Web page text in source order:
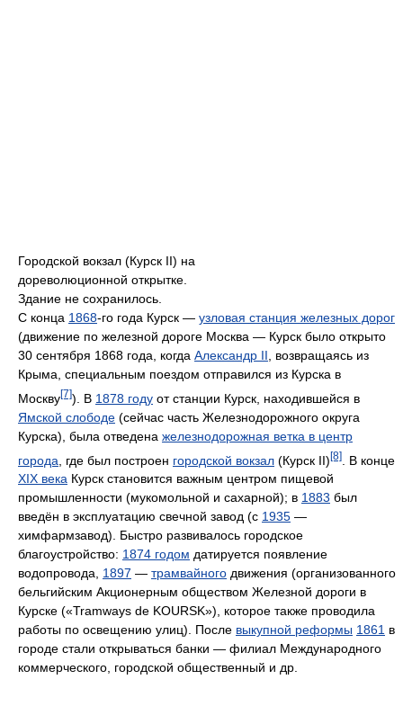
Городской вокзал (Курск II) на
дореволюционной открытке.
Здание не сохранилось.
С конца 1868-го года Курск — узловая станция железных дорог
(движение по железной дороге Москва — Курск было открыто
30 сентября 1868 года, когда Александр II , возвращаясь из
Крыма, специальным поездом отправился из Курска в
Москву[7]). В 1878 году от станции Курск, находившейся в
Ямской слободе (сейчас часть Железнодорожного округа
Курска), была отведена железнодорожная ветка в центр
города , где был построен городской вокзал (Курск II)[8]
. В конце
XIX века Курск становится важным центром пищевой
промышленности (мукомольной и сахарной); в 1883 был
введён в эксплуатацию свечной завод (с 1935 —
химфармзавод). Быстро развивалось городское
благоустройство: 1874 годом датируется появление
водопровода, 1897 — трамвайного движения (организованного
бельгийским Акционерным обществом Железной дороги в
Курске («Tramways de KOURSK»), которое также проводила
работы по освещению улиц). После выкупной реформы 1861 в
городе стали открываться банки — филиал Международного
коммерческого, городской общественный и др.